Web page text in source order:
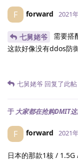
F forward 2021
七舅姥爷
需要搭
这款好像没有ddos防御
七舅姥爷 回复了此帖
于 大家都在抢购DMIT
F forward 2021
日本的那款1核 /